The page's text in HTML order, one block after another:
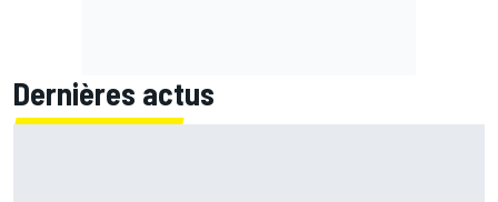
Dernières actus